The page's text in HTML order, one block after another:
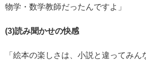
物学・数学教師だったんですよ」
(3)読み聞かせの快感
「絵本の楽しさは、小説と違ってみ